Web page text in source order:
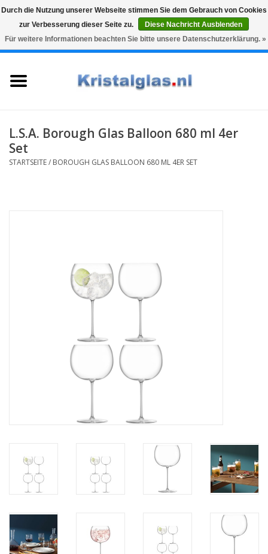
Snelle levering
Graveren
0 Artikel - €0,00
Karaffen
Glasgravur fur karaffe und
L.S.A. Borough Glas Balloon 680 ml 4er
Set
STARTSEITE/ BOROUGH GLAS BALLOON 680 ML 4ER SET
Durch die Nutzung unserer Webseite stimmen Sie dem Gebrauch von Cookies
zur Verbesserung dieser Seite zu.
Diese Nachricht Ausblenden
Für weitere Informationen beachten Sie bitte unsere Datenschutzerklärung. »